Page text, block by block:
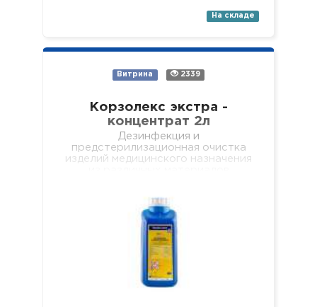
На складе
Витрина 2339
Корзолекс экстра -
концентрат 2л
Дезинфекция и
предстерилизационная очистка
изделий медицинского назначения
хирургические (в т.ч.
микрохирургические),
стоматологические (в т.ч.
эндодонтические и вращающиеся
с…